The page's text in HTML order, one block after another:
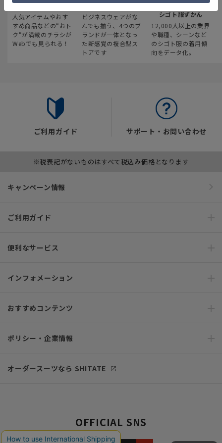
最新のお買い得情報
人気アイテムやおす
すめ商品などの“おト
ク“が満載のチラシが
Webでも見られる！
スーツスクエア
ビジネスウェアがな
んでも揃う、4つのブ
ランドが一体となっ
た新感覚の複合型ス
トアです
みんなの
シゴト服ずかん
12,000人以上の業界
や職種、シーンなど
のシゴト服の着用傾
向をデータ化。
ご利用ガイド サポート・お問い合わせ
※税表記がないものはすべて税込み価格となります
キャンペーン情報
ご利用ガイド
便利なサービス
インフォメーション
おすすめコンテンツ
ポリシー・企業情報
オーダースーツなら SHITATE
OFFICIAL SNS